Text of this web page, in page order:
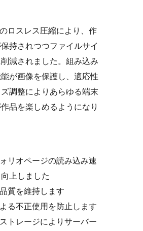
のロスレス圧縮により、作
持されつつファイルサイ
減されました。組み込み
が画像を保護し、適応性
調整によりあらゆる端末
品を楽しめるようになり
リオページの読み込み速
上しました
質を維持します
る不正使用を防止します
トレージによりサーバー